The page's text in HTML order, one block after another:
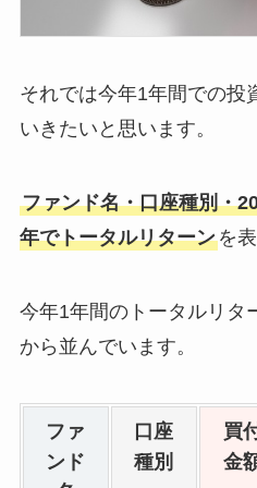
それでは今年1年間での投
いきたいと思います。
ファンド名・口座種別・
年でトータルリターンを
今年1年間のトータルリタ
から並んでいます。
ファ
ンド
口座
種別
買
金